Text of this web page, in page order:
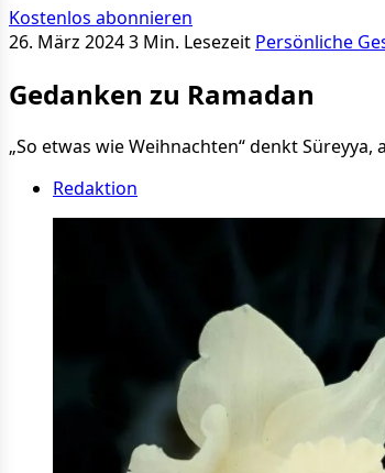
Kostenlos abonnieren
26. März 20243 Min. Lesezeit Persönliche
Gedanken zu Ramadan
„So etwas wie Weihnachten“ denkt
Redaktion